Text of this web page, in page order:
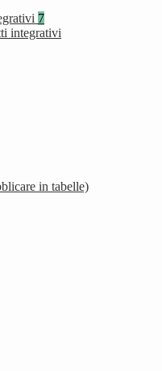
7
integrativi
in tabelle)